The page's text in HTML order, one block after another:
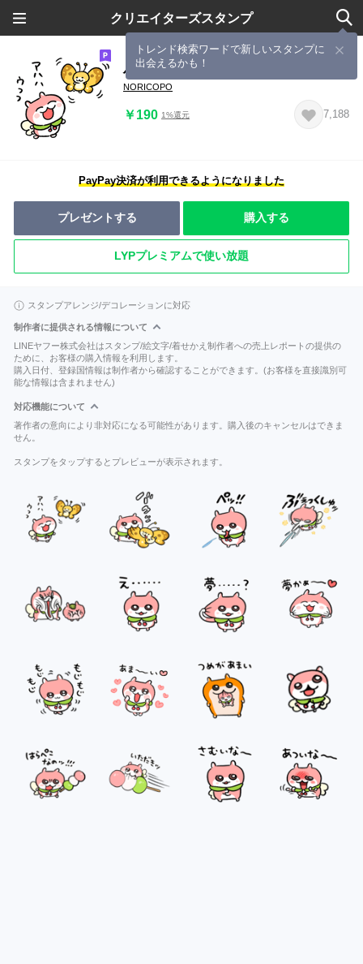
クリエイターズスタンプ
トレンド検索ワードで新しいスタンプに
出会えるかも！
ハルハムちゃん
NORICOPO
￥190 1%還元 7,188
PayPay決済が利用できるようになりました
プレゼントする 購入する
LYPプレミアムで使い放題
スタンプアレンジ/デコレーションに対応
制作者に提供される情報について
LINEヤフー株式会社はスタンプ/絵文字/着せかえ制作者への売上レポートの提供の
ために、お客様の購入情報を利用します。
購入日付、登録国情報は制作者から確認することができます。(お客様を直接識別可
能な情報は含まれません)
対応機能について
著作者の意向により非対応になる可能性があります。購入後のキャンセルはできま
せん。
スタンプをタップするとプレビューが表示されます。